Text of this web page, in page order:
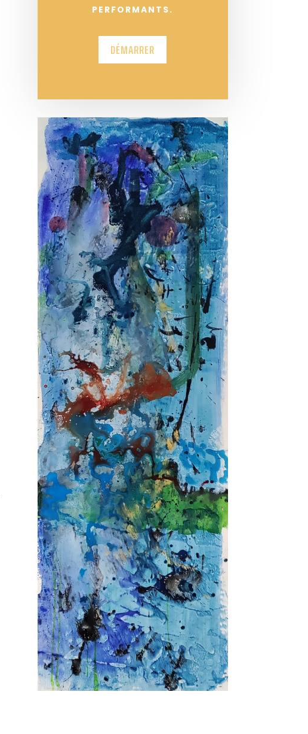
PERFORMANTS.
DÉMARRER